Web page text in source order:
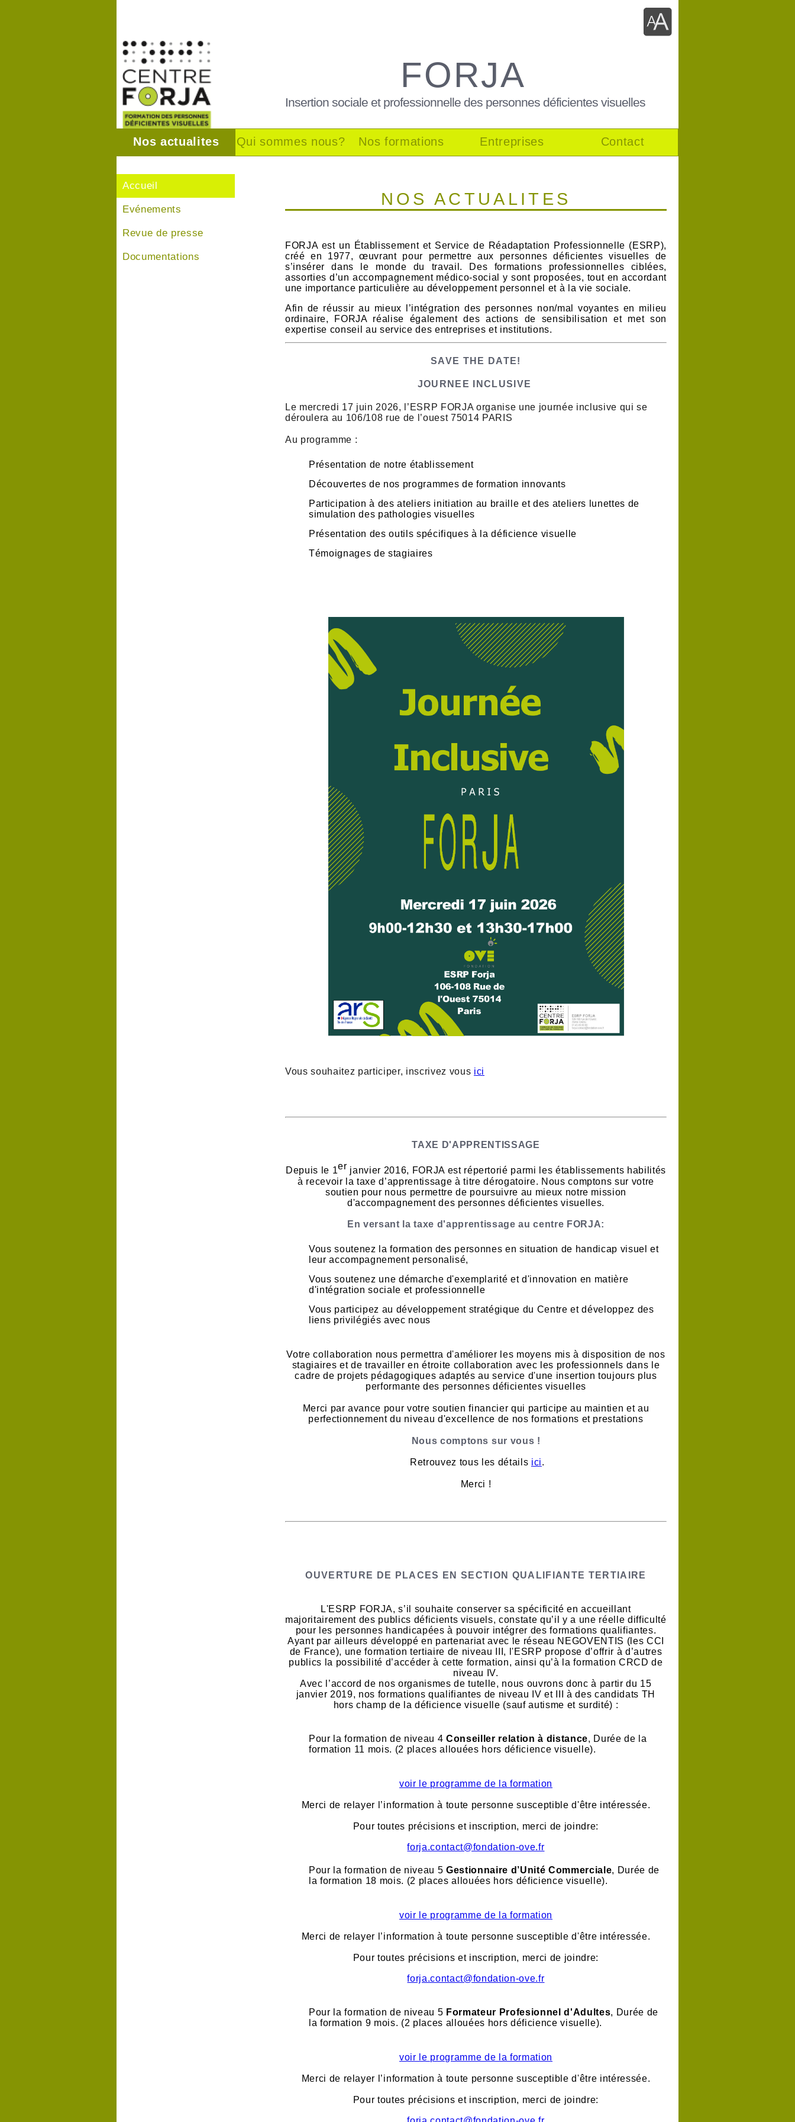
FORJA
Insertion sociale et professionnelle des personnes déficientes visuelles
Nos actualites Qui sommes nous? Nos formations Entreprises Contact
Accueil
Evénements
Revue de presse
Documentations
NOS ACTUALITES
FORJA est un Établissement et Service de Réadaptation Professionnelle (ESRP),
créé en 1977, œuvrant pour permettre aux personnes déficientes visuelles de
s’insérer dans le monde du travail. Des formations professionnelles ciblées,
assorties d’un accompagnement médico-social y sont proposées, tout en accordant
une importance particulière au développement personnel et à la vie sociale.
Afin de réussir au mieux l’intégration des personnes non/mal voyantes en milieu
ordinaire, FORJA réalise également des actions de sensibilisation et met son
expertise conseil au service des entreprises et institutions.
SAVE THE DATE!
JOURNEE INCLUSIVE
Le mercredi 17 juin 2026, l’ESRP FORJA organise une journée inclusive qui se
déroulera au 106/108 rue de l’ouest 75014 PARIS
Au programme :
Présentation de notre établissement
Découvertes de nos programmes de formation innovants
Participation à des ateliers initiation au braille et des ateliers lunettes de
simulation des pathologies visuelles
Présentation des outils spécifiques à la déficience visuelle
Témoignages de stagiaires
Vous souhaitez participer, inscrivez vous ici
TAXE D'APPRENTISSAGE
Depuis le 1er janvier 2016, FORJA est répertorié parmi les établissements habilités
à recevoir la taxe d’apprentissage à titre dérogatoire. Nous comptons sur votre
soutien pour nous permettre de poursuivre au mieux notre mission
d'accompagnement des personnes déficientes visuelles.
En versant la taxe d'apprentissage au centre FORJA:
Vous soutenez la formation des personnes en situation de handicap visuel et
leur accompagnement personalisé,
Vous soutenez une démarche d'exemplarité et d'innovation en matière
d'intégration sociale et professionnelle
Vous participez au développement stratégique du Centre et développez des
liens privilégiés avec nous
Votre collaboration nous permettra d'améliorer les moyens mis à disposition de nos
stagiaires et de travailler en étroite collaboration avec les professionnels dans le
cadre de projets pédagogiques adaptés au service d'une insertion toujours plus
performante des personnes déficientes visuelles
Merci par avance pour votre soutien financier qui participe au maintien et au
perfectionnement du niveau d'excellence de nos formations et prestations
Nous comptons sur vous !
Retrouvez tous les détails ici.
Merci !
OUVERTURE DE PLACES EN SECTION QUALIFIANTE TERTIAIRE
L'ESRP FORJA, s’il souhaite conserver sa spécificité en accueillant
majoritairement des publics déficients visuels, constate qu’il y a une réelle difficulté
pour les personnes handicapées à pouvoir intégrer des formations qualifiantes.
Ayant par ailleurs développé en partenariat avec le réseau NEGOVENTIS (les CCI
de France), une formation tertiaire de niveau III, l'ESRP propose d’offrir à d’autres
publics la possibilité d’accéder à cette formation, ainsi qu’à la formation CRCD de
niveau IV.
Avec l’accord de nos organismes de tutelle, nous ouvrons donc à partir du 15
janvier 2019, nos formations qualifiantes de niveau IV et III à des candidats TH
hors champ de la déficience visuelle (sauf autisme et surdité) :
Pour la formation de niveau 4 Conseiller relation à distance, Durée de la
formation 11 mois. (2 places allouées hors déficience visuelle).
voir le programme de la formation
Merci de relayer l’information à toute personne susceptible d'être intéressée.
Pour toutes précisions et inscription, merci de joindre:
forja.contact@fondation-ove.fr
Pour la formation de niveau 5 Gestionnaire d’Unité Commerciale, Durée de
la formation 18 mois. (2 places allouées hors déficience visuelle).
voir le programme de la formation
Merci de relayer l’information à toute personne susceptible d'être intéressée.
Pour toutes précisions et inscription, merci de joindre:
forja.contact@fondation-ove.fr
Pour la formation de niveau 5 Formateur Profesionnel d'Adultes, Durée de
la formation 9 mois. (2 places allouées hors déficience visuelle).
voir le programme de la formation
Merci de relayer l’information à toute personne susceptible d'être intéressée.
Pour toutes précisions et inscription, merci de joindre: